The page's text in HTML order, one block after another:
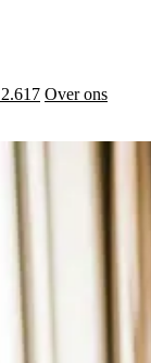
2.617 Over ons